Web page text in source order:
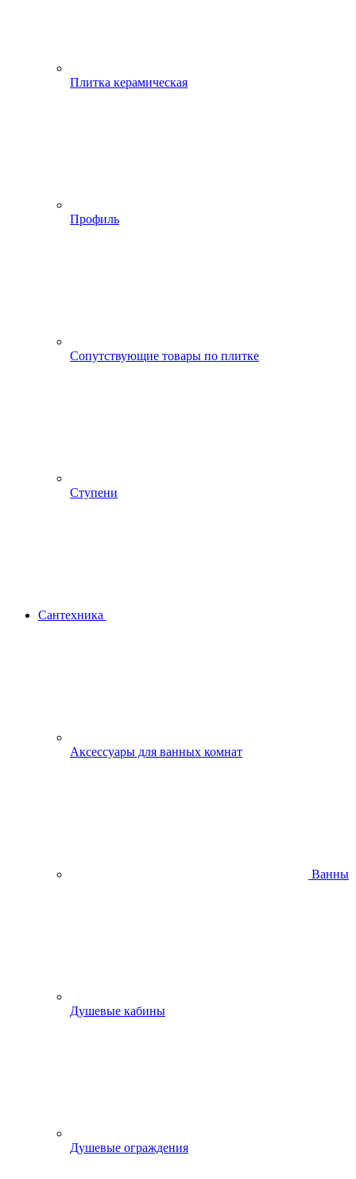
Плитка керамическая
Профиль
Сопутствующие товары по плитке
Ступени
Сантехника
Аксессуары для ванных комнат
Ванны
Душевые кабины
Душевые ограждения